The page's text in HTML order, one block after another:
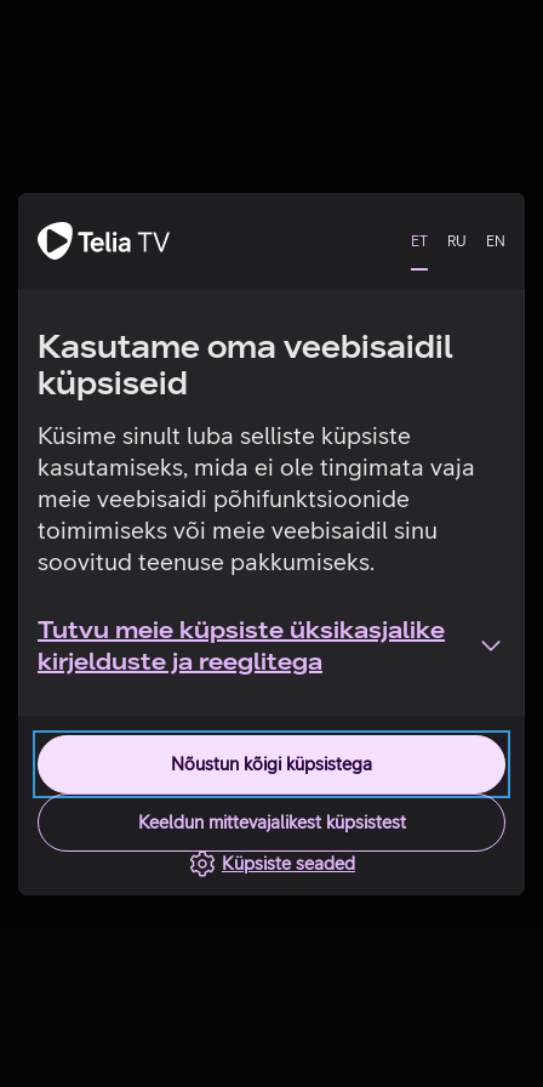
ET RU EN
Kasutame oma veebisaidil
küpsiseid
Küsime sinult luba selliste küpsiste
kasutamiseks, mida ei ole tingimata vaja
meie veebisaidi põhifunktsioonide
toimimiseks või meie veebisaidil sinu
soovitud teenuse pakkumiseks.
Tutvu meie küpsiste üksikasjalike
kirjelduste ja reeglitega
Nõustun kõigi küpsistega
Keeldun mittevajalikest küpsistest
Küpsiste seaded
Tehniline viga